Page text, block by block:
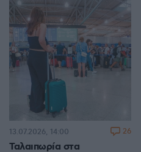
του νησιού
Ταλαιπωρία στα
13.07.2026, 14:00 26